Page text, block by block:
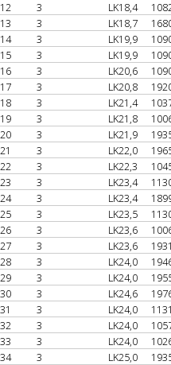
12
3 LK18,4
13
3 LK18,7
14
3 LK19,9
15
3 LK19,9
16
3 LK20,6
17
3 LK20,8
18
3 LK21,4
19
3 LK21,8
20
3 LK21,9
21
3 LK22,0
22
3 LK22,3
23
3 LK23,4
24
3 LK23,4
25
3 LK23,5
26
3 LK23,6
27
3 LK23,6
28
3 LK24,0
29
3 LK24,0
30
3 LK24,6
31
3 LK24,0
32
3 LK24,0
33
3 LK24,0
34
3 LK25,0